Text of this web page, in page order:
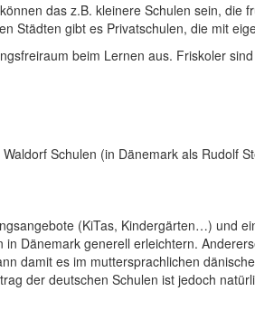
das z.B. kleinere Schulen sein, die
Städten gibt es Privatschulen, die mit
beim Lernen aus. Friskoler
Schulen (in Dänemark als Rudolf
(KiTas, Kindergärten…) und
Dänemark generell erleichtern.
damit es im muttersprachlichen
der deutschen Schulen ist jedoch